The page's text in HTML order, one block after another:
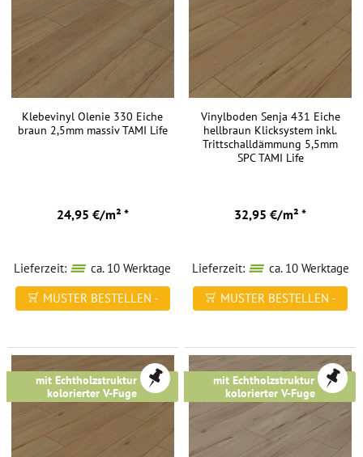
Klebevinyl Olenie 330 Eiche
braun 2,5mm massiv TAMI Life
24,95 €/m² *
Lieferzeit:
ca. 10 Werktage
MUSTER BESTELLEN -
Vinylboden Senja 431 Eiche
hellbraun Klicksystem inkl.
Trittschalldämmung 5,5mm
SPC TAMI Life
32,95 €/m² *
Lieferzeit:
ca. 10 Werktage
MUSTER BESTELLEN -
mit Echtholzstruktur &
kolorierter V-Fuge
mit Echtholzstruktur &
kolorierter V-Fuge